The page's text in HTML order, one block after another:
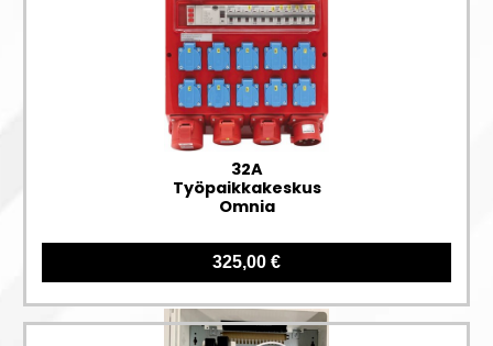
32A
Työpaikkakeskus
Omnia
325,00 €